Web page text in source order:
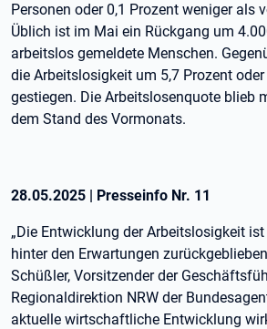
Personen oder 0,1 Prozent weniger als
Üblich ist im Mai ein Rückgang um
arbeitslos gemeldete Menschen.
die Arbeitslosigkeit um 5,7 Prozent
gestiegen. Die Arbeitslosenquote blieb
dem Stand des Vormonats.
28.05.2025 | Presseinfo Nr. 11
„Die Entwicklung der Arbeitslosigkeit
hinter den Erwartungen
Schüßler, Vorsitzender der
Regionaldirektion NRW der
aktuelle wirtschaftliche Entwicklung